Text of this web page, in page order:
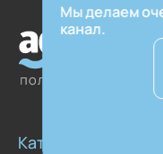
Каталог
Мы делаем
канал.